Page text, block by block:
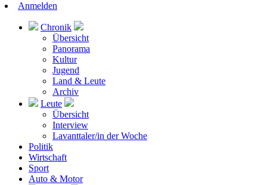
Anmelden
Chronik
Übersicht
Panorama
Kultur
Jugend
Land & Leute
Archiv
Leute
Übersicht
Interview
Lavanttaler/in der Woche
Politik
Wirtschaft
Sport
Auto & Motor